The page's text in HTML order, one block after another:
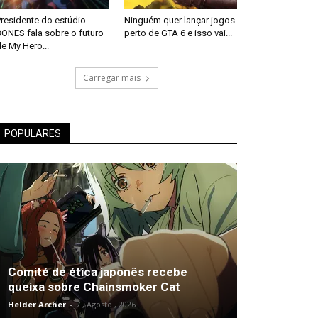
do estúdio
fala sobre o futuro
My Hero...
Ninguém quer lançar jogos
perto de GTA 6 e isso vai...
Carregar mais
POPULARES
Comité de ética japonês recebe
queixa sobre Chainsmoker Cat
Helder Archer - 7 , Agosto , 2026